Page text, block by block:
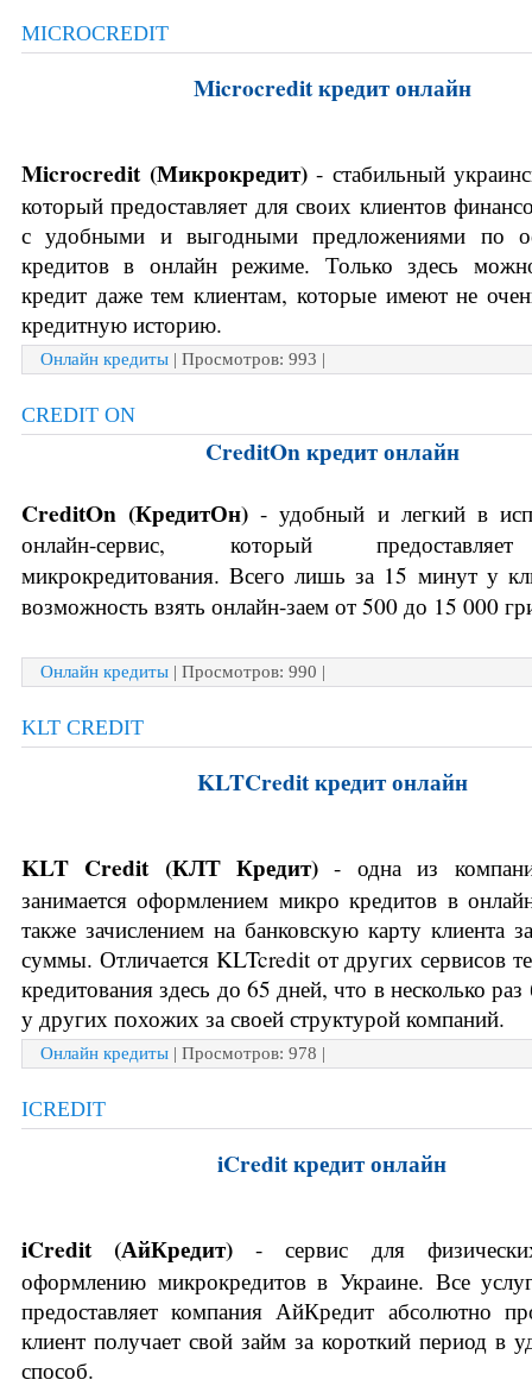
MICROCREDIT
Microcredit кредит онлайн
Microcredit (Микрокредит) - стабильный
который предоставляет для своих клиентов
с удобными и выгодными предложениями по
кредитов в онлайн режиме. Только здесь
кредит даже тем клиентам, которые имеют не
кредитную историю.
Онлайн кредиты | Просмотров: 993 |
CREDIT ON
CreditOn кредит онлайн
CreditOn (КредитОн) - удобный и легкий в
онлайн-сервис, который
микрокредитования. Всего лишь за 15 минут у
возможность взять онлайн-заем от 500 до 15 000
Онлайн кредиты | Просмотров: 990 |
KLT CREDIT
KLTCredit кредит онлайн
KLT Credit (КЛТ Кредит) - одна из
занимается оформлением микро кредитов в
также зачислением на банковскую карту клиента
суммы. Отличается KLTcredit от других сервисов
кредитования здесь до 65 дней, что в несколько
у других похожих за своей структурой компаний.
Онлайн кредиты | Просмотров: 978 |
ICREDIT
iCredit кредит онлайн
iCredit (АйКредит)
- сервис для
оформлению микрокредитов в Украине. Все
предоставляет компания АйКредит абсолютно
клиент получает свой займ за короткий период в
способ.